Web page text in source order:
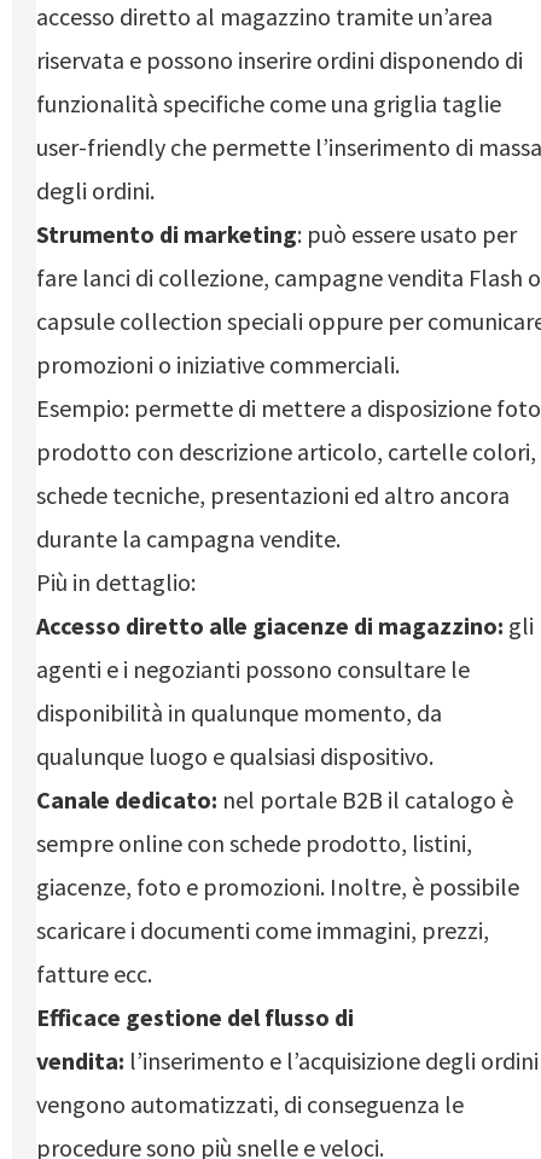
accesso diretto al magazzino tramite un’area
riservata e possono inserire ordini disponendo di
funzionalità specifiche come una griglia taglie
user-friendly che permette l’inserimento di massa
degli ordini.
Strumento di marketing: può essere usato per
fare lanci di collezione, campagne vendita Flash o
capsule collection speciali oppure per
promozioni o iniziative commerciali.
Esempio: permette di mettere a disposizione foto
prodotto con descrizione articolo, cartelle colori,
schede tecniche, presentazioni ed altro ancora
durante la campagna vendite.
Più in dettaglio:
Accesso diretto alle giacenze di magazzino: gli
agenti e i negozianti possono consultare le
disponibilità in qualunque momento, da
qualunque luogo e qualsiasi dispositivo.
Canale dedicato: nel portale B2B il catalogo è
sempre online con schede prodotto, listini,
giacenze, foto e promozioni. Inoltre, è possibile
scaricare i documenti come immagini, prezzi,
fatture ecc.
Efficace gestione del flusso di
vendita: l’inserimento e l’acquisizione degli ordini
vengono automatizzati, di conseguenza le
procedure sono più snelle e veloci.